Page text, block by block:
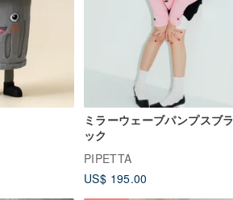
ミラーウェーブパンプスブラ
ック
PIPETTA
US$ 195.00